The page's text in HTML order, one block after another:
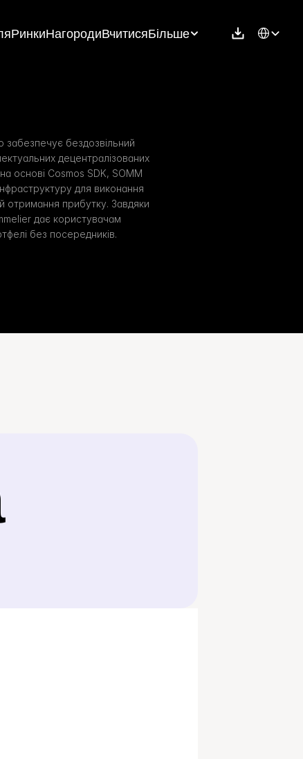
РинкиНагородиВчитисяБільше Select
бездозвільний
децентралізованих
основі Cosmos SDK, SOMM
для виконання
отримання прибутку. Завдяки
дає користувачам
без посередників.